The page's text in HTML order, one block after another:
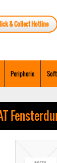
& Collect Hotline
Peripherie